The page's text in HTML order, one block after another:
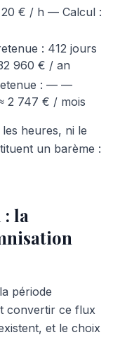
€ / h — Calcul :
: 412 jours
960 € / an
: — —
2 747 € / mois
heures, ni le
un barème :
: la
période
convertir ce flux
et le choix